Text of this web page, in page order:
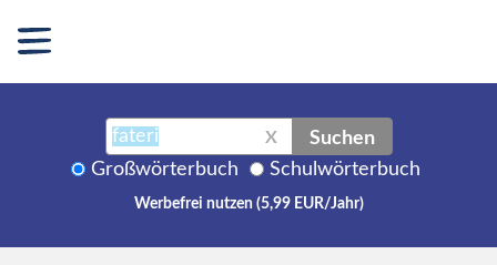
X Suchen
Großwörterbuch Schulwörterbuch
Werbefrei nutzen (5,99 EUR/Jahr)